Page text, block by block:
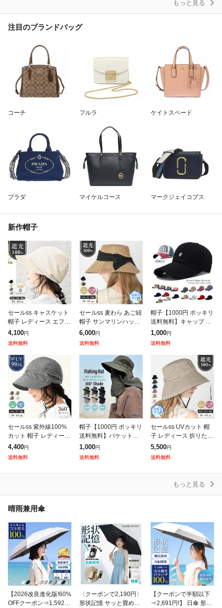
もっと見る
注目のブランドバッグ
コーチ フルラ ケイトスペード
プラダ マイケルコース マークジェイコブス
新作帽子
セールss キャスケット
帽子 レディース エフォ
ートレスUVキャスケッ
ト 小顔効果 紫外線99.
よけ
4,100円
送料無料
セールss 麦わら あご紐
帽子 サンマリンハット
レディース 大きいサイ
ズ つば広 ハット スト
6,000円
送料無料
帽子【1000円 ポッキリ
送料無料】キャップ メ
ンズ 男女兼用 スポーツ
夏新作 アウトドア ワー
1,000円
送料無料
セールss 紫外線100%
カット 帽子 レディース
折りたたみ SSシャイニ
ングキャスケット 56-6
4,400円
送料無料
帽子【1000円 ポッキリ
送料無料】バケットハ
ット メンズ レディース
日焼け防止 夏新作 フェ
1,000円
送料無料
セールss UVカット 帽
子 レディース 折りたた
み ブリーズフレンチハ
ット アゴ紐 日よけ つ
5,500円
送料無料
もっと見る
晴雨兼用傘
【2026改良進化版!60%
OFFクーポン⇒1,592
〈クーポンで2,190円〉
形状記憶 サッと畳める
【クーポンで半額以下
⇒2,691円!】 日傘 形状